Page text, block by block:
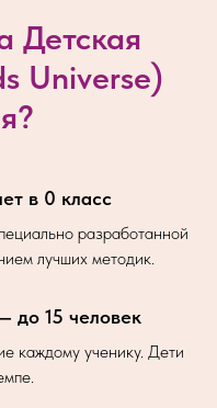
Детская
Universe)
в 0 класс
разработанной
лучших методик.
до 15 человек
каждому ученику. Дети